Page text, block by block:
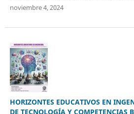
noviembre 4, 2024
HORIZONTES EDUCATIVOS EN
DE TECNOLOGÍA Y COMPETENCIAS